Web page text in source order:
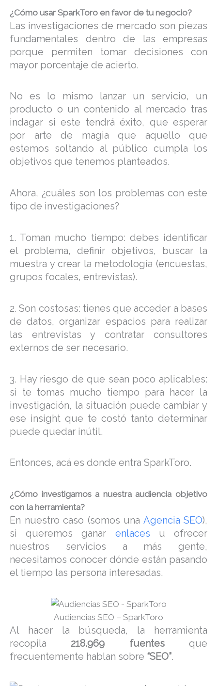
¿Cómo usar SparkToro en favor de tu negocio?
Las investigaciones de mercado son piezas
fundamentales dentro de las empresas
porque permiten tomar decisiones con
mayor porcentaje de acierto.
No es lo mismo lanzar un servicio, un
producto o un contenido al mercado tras
indagar si este tendrá éxito, que esperar
por arte de magia que aquello que
estemos soltando al público cumpla los
objetivos que tenemos planteados.
Ahora, ¿cuáles son los problemas con este
tipo de investigaciones?
1. Toman mucho tiempo: debes identificar
el problema, definir objetivos, buscar la
muestra y crear la metodología (encuestas,
grupos focales, entrevistas).
2. Son costosas: tienes que acceder a bases
de datos, organizar espacios para realizar
las entrevistas y contratar consultores
externos de ser necesario.
3. Hay riesgo de que sean poco aplicables:
si te tomas mucho tiempo para hacer la
investigación, la situación puede cambiar y
ese insight que te costó tanto determinar
puede quedar inútil.
Entonces, acá es donde entra SparkToro.
¿Cómo investigamos a nuestra audiencia objetivo
con la herramienta?
En nuestro caso (somos una Agencia SEO),
si queremos ganar enlaces u ofrecer
nuestros servicios a más gente,
necesitamos conocer dónde están pasando
el tiempo las persona interesadas.
Audiencias SEO – SparkToro
Al hacer la búsqueda, la herramienta
recopila 218.969 fuentesque
frecuentemente hablan sobre “SEO”.